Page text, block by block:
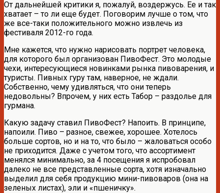
От дальнейшей критики я, пожалуй, воздержусь. Ее и так
хватает – то ли еще будет. Поговорим лучше о том, что
же все-таки положительного можно извлечь из
фестиваля 2012-го года.
Мне кажется, что нужно нарисовать портрет человека,
для которого был организован ПивоФест. Это молодые
чехи, интересующиеся новинками рынка пивоварения, и
туристы. Пивных гуру там, наверное, не ждали.
Собственно, чему удивляться, что они теперь
недовольны? Впрочем, у них есть Табор – раздолье для
гурмана.
Какую задачу ставил ПивоФест? Напоить. В принципе,
напоили. Пиво – разное, свежее, хорошее. Хотелось
больше сортов, но и на то, что было – жаловаться особо
не приходится. Даже с учетом того, что ассортимент
менялся минимально, за 4 посещения я испробовал
далеко не все представленные сорта, хотя изначально
выделил для себя продукцию мини-пивоваров (она на
зеленых листах), эли и «пшеничку».